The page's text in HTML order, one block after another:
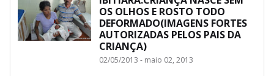
OS OLHOS E ROSTO TODO
DEFORMADO(IMAGENS FORTES
AUTORIZADAS PELOS PAIS DA
CRIANÇA)
02/05/2013 - maio 02, 2013